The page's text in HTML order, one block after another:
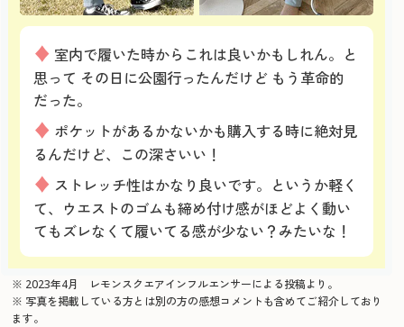
♦ 室内で履いた時からこれは良いかもしれん。と
思って その日に公園行ったんだけど もう革命的
だった。
♦ ポケットがあるかないかも購入する時に絶対見
るんだけど、この深さいい！
♦ ストレッチ性はかなり良いです。というか軽く
て、ウエストのゴムも締め付け感がほどよく動い
てもズレなくて履いてる感が少ない？みたいな！
※ 2023年4月 レモンスクエアインフルエンサーによる投稿より。
※ 写真を掲載している方とは別の方の感想コメントも含めてご紹介しており
ます。